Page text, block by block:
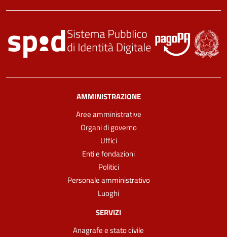
AMMINISTRAZIONE
Aree amministrative
Organi di governo
Uffici
Enti e fondazioni
Politici
Personale amministrativo
Luoghi
SERVIZI
Anagrafe e stato civile